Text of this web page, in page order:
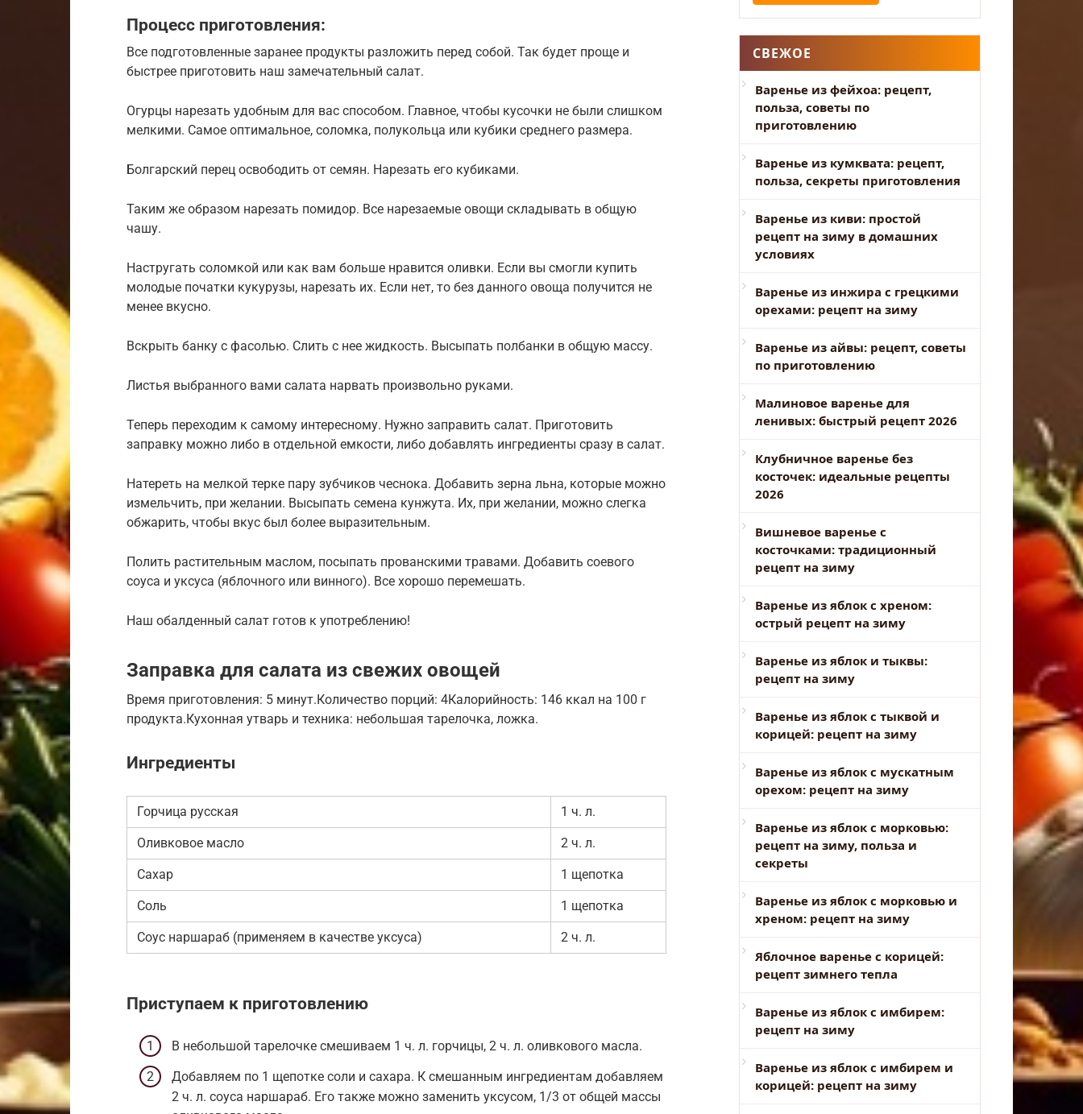
Процесс приготовления:
Все подготовленные заранее продукты разложить перед собой. Так будет проще и
быстрее приготовить наш замечательный салат.
Огурцы нарезать удобным для вас способом. Главное, чтобы кусочки не были слишком
мелкими. Самое оптимальное, соломка, полукольца или кубики среднего размера.
Болгарский перец освободить от семян. Нарезать его кубиками.
Таким же образом нарезать помидор. Все нарезаемые овощи складывать в общую
чашу.
Настругать соломкой или как вам больше нравится оливки. Если вы смогли купить
молодые початки кукурузы, нарезать их. Если нет, то без данного овоща получится не
менее вкусно.
Вскрыть банку с фасолью. Слить с нее жидкость. Высыпать полбанки в общую массу.
Листья выбранного вами салата нарвать произвольно руками.
Теперь переходим к самому интересному. Нужно заправить салат. Приготовить
заправку можно либо в отдельной емкости, либо добавлять ингредиенты сразу в салат.
Натереть на мелкой терке пару зубчиков чеснока. Добавить зерна льна, которые можно
измельчить, при желании. Высыпать семена кунжута. Их, при желании, можно слегка
обжарить, чтобы вкус был более выразительным.
Полить растительным маслом, посыпать прованскими травами. Добавить соевого
соуса и уксуса (яблочного или винного). Все хорошо перемешать.
Наш обалденный салат готов к употреблению!
Заправка для салата из свежих овощей
Время приготовления: 5 минут.Количество порций: 4Калорийность: 146 ккал на 100 г
продукта.Кухонная утварь и техника: небольшая тарелочка, ложка.
Ингредиенты
Горчица русская 1 ч. л.
Оливковое масло 2 ч. л.
Сахар 1 щепотка
Соль 1 щепотка
Соус наршараб (применяем в качестве уксуса) 2 ч. л.
Приступаем к приготовлению
В небольшой тарелочке смешиваем 1 ч. л. горчицы, 2 ч. л. оливкового масла.
Добавляем по 1 щепотке соли и сахара. К смешанным ингредиентам добавляем
2 ч. л. соуса наршараб. Его также можно заменить уксусом, 1/3 от общей массы
СВЕЖОЕ
Варенье из фейхоа: рецепт,
польза, советы по
приготовлению
Варенье из кумквата: рецепт,
польза, секреты приготовления
Варенье из киви: простой
рецепт на зиму в домашних
условиях
Варенье из инжира с грецкими
орехами: рецепт на зиму
Варенье из айвы: рецепт, советы
по приготовлению
Малиновое варенье для
ленивых: быстрый рецепт 2026
Клубничное варенье без
косточек: идеальные рецепты
2026
Вишневое варенье с
косточками: традиционный
рецепт на зиму
Варенье из яблок с хреном:
острый рецепт на зиму
Варенье из яблок и тыквы:
рецепт на зиму
Варенье из яблок с тыквой и
корицей: рецепт на зиму
Варенье из яблок с мускатным
орехом: рецепт на зиму
Варенье из яблок с морковью:
рецепт на зиму, польза и
секреты
Варенье из яблок с морковью и
хреном: рецепт на зиму
Яблочное варенье с корицей:
рецепт зимнего тепла
Варенье из яблок с имбирем:
рецепт на зиму
Варенье из яблок с имбирем и
корицей: рецепт на зиму